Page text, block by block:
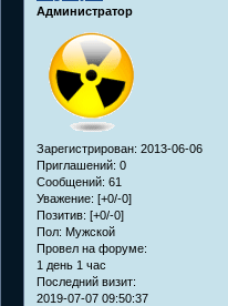
Администратор
Зарегистрирован: 2013-06-06
Приглашений: 0
Сообщений: 61
Уважение: [+0/-0]
Позитив: [+0/-0]
Пол: Мужской
Провел на форуме:
1 день 1 час
Последний визит:
2019-07-07 09:50:37